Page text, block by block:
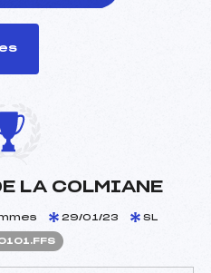
LA COLMIANE
29/01/23 SL